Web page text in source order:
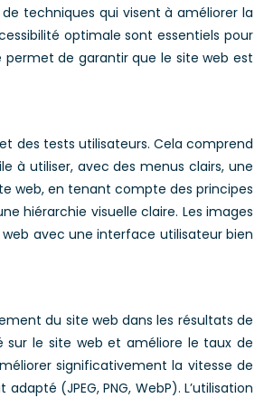
techniques qui visent à améliorer la
optimale sont essentiels pour
de garantir que le site web est
des tests utilisateurs. Cela comprend
à utiliser, avec des menus clairs, une
web, en tenant compte des principes
hiérarchie visuelle claire. Les images
avec une interface utilisateur bien
du site web dans les résultats de
sur le site web et améliore le taux de
significativement la vitesse de
(JPEG, PNG, WebP). L’utilisation